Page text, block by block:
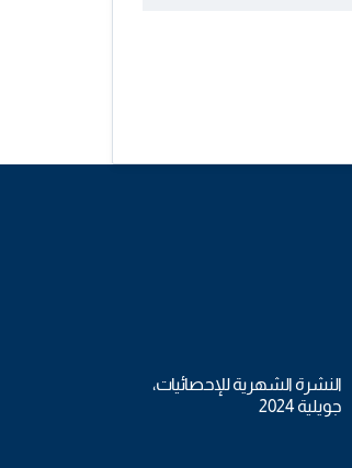
النشرة الشهرية للإحصائيات،
جويلية 2024